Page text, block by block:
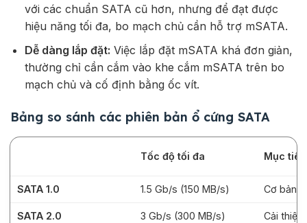
với các chuẩn SATA cũ hơn, nhưng để đạt được
hiệu năng tối đa, bo mạch chủ cần hỗ trợ mSATA.
Dễ dàng lắp đặt: Việc lắp đặt mSATA khá đơn giản,
thường chỉ cần cắm vào khe cắm mSATA trên bo
mạch chủ và cố định bằng ốc vít.
Bảng so sánh các phiên bản ổ cứng SATA
Tốc độ tối đa Mục
SATA 1.0 1.5 Gb/s (150 MB/s) Cơ bản
SATA 2.0 3 Gb/s (300 MB/s) Cải